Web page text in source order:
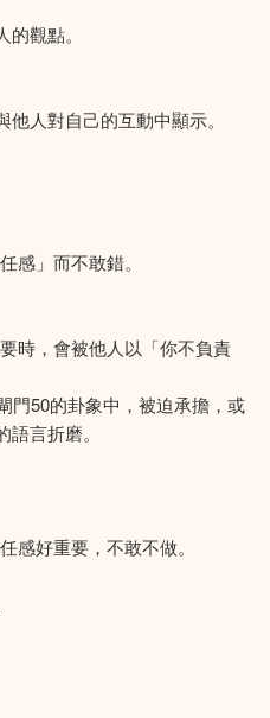
觀點。
人對自己的互動中顯示。
感」而不敢錯。
時，會被他人以「你不負責
門50的卦象中，被迫承擔，或
言折磨。
感好重要，不敢不做。